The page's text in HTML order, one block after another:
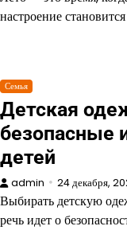
настроение
Семья
Детская
безопасные
детей
admin 24 декабря,
Выбирать детскую
речь идет о